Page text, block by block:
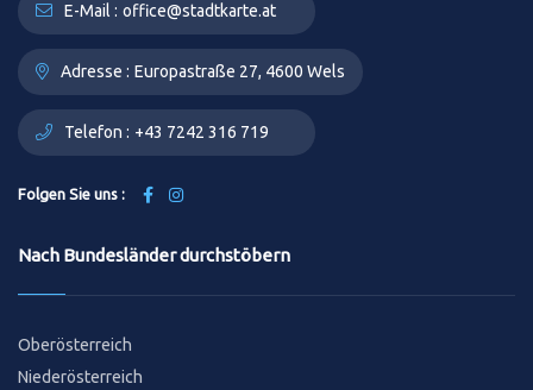
E-Mail : office@stadtkarte.at
Adresse : Europastraße 27, 4600 Wels
Telefon : +43 7242 316 719
Folgen Sie uns :
Nach Bundesländer durchstöbern
Oberösterreich
Niederösterreich